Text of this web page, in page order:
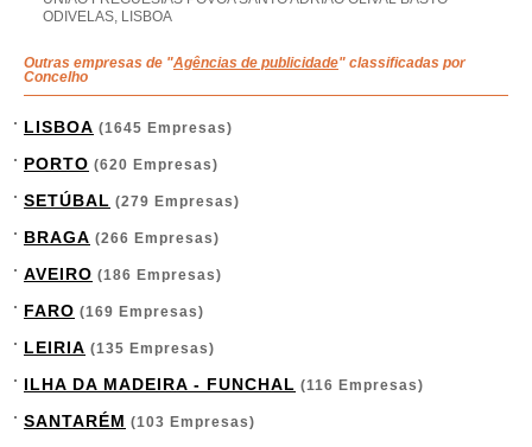
ODIVELAS, LISBOA
Outras empresas de "Agências de publicidade" classificadas por
Concelho
LISBOA (1645 Empresas)
PORTO (620 Empresas)
SETÚBAL (279 Empresas)
BRAGA (266 Empresas)
AVEIRO (186 Empresas)
FARO (169 Empresas)
LEIRIA (135 Empresas)
ILHA DA MADEIRA - FUNCHAL (116 Empresas)
SANTARÉM (103 Empresas)